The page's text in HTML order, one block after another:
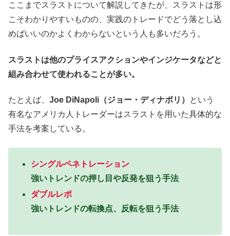
ここまでスラストについて解説してきたが、スラストは形
こそわかりやすいものの、実践のトレードでどう落とし込
めばいいのかよくわからないという人も多いだろう。
スラストは他のプライスアクションやインジケータなどと
組み合わせて使われることが多い。
たとえば、 Joe DiNapoli（ジョー・ディナポリ）
という
有名なアメリカ人トレーダーはスラストを用いた具体的な
手法を考案している。
シングルペネトレーション
強いトレンドの押し目や反発を狙う手法
ダブルレポ
強いトレンドの転換点、反転を狙う手法